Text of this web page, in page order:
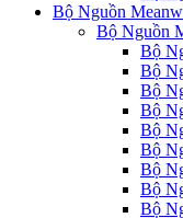
Bộ Nguồn
Bộ Nguồn
Bộ
Bộ
Bộ
Bộ
Bộ
Bộ
Bộ
Bộ
Bộ